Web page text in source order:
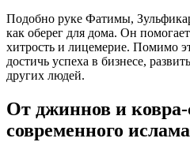
Подобно руке Фатимы,
как оберег для дома. Он
хитрость и лицемерие. Помимо
достичь успеха в бизнесе,
других людей.
От джиннов и ковра-
современного ислама